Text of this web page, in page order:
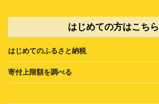
はじめての方はこちら
はじめてのふるさと納税
寄付上限額を調べる